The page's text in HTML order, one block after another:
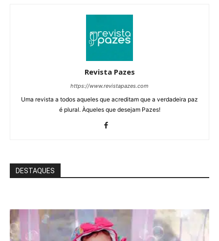
Revista Pazes
https://www.revistapazes.com
Uma revista a todos aqueles que acreditam que a verdadeira paz
é plural. Àqueles que desejam Pazes!
DESTAQUES